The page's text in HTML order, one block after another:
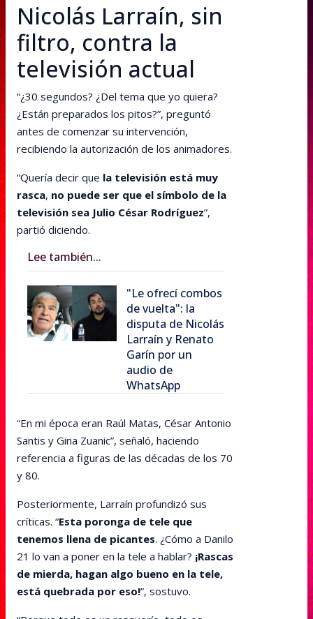
Nicolás Larraín, sin
filtro, contra la
televisión actual
“¿30 segundos? ¿Del tema que yo quiera?
¿Están preparados los pitos?”, preguntó
antes de comenzar su intervención,
recibiendo la autorización de los animadores.
“Quería decir que la televisión está muy
rasca, no puede ser que el símbolo de la
televisión sea Julio César Rodríguez”,
partió diciendo.
Lee también...
"Le ofrecí combos
de vuelta": la
disputa de Nicolás
Larraín y Renato
Garín por un
audio de
WhatsApp
“En mi época eran Raúl Matas, César Antonio
Santis y Gina Zuanic”, señaló, haciendo
referencia a figuras de las décadas de los 70
y 80.
Posteriormente, Larraín profundizó sus
críticas. “Esta poronga de tele que
tenemos llena de picantes. ¿Cómo a Danilo
21 lo van a poner en la tele a hablar? ¡Rascas
de mierda, hagan algo bueno en la tele,
está quebrada por eso!”, sostuvo.